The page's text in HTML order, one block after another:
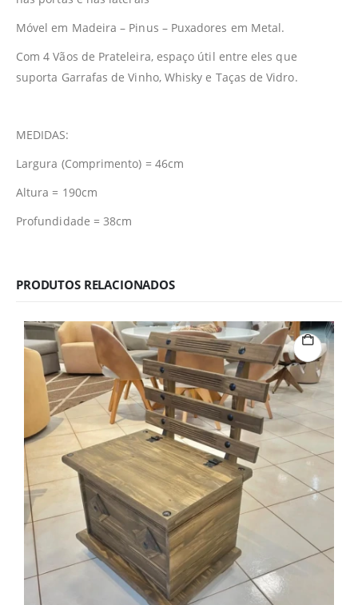
Móvel em Madeira – Pinus – Puxadores em Metal.
Com 4 Vãos de Prateleira, espaço útil entre eles que
suporta Garrafas de Vinho, Whisky e Taças de Vidro.
MEDIDAS:
Largura (Comprimento) = 46cm
Altura = 190cm
Profundidade = 38cm
PRODUTOS RELACIONADOS